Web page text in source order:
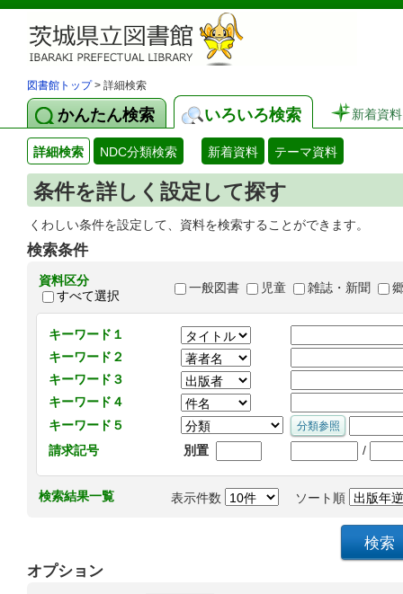
図書館トップ> 詳細検索
かんたん検索 いろいろ検索 新着資料
詳細検索 NDC分類検索 新着資料 テーマ資料
条件を詳しく設定して探す
くわしい条件を設定して、資料を検索することができます。
検索条件
資料区分
すべて選択
一般図書 児童 雑誌・新聞
キーワード１
キーワード２
キーワード３
キーワード４
キーワード５
請求記号
別置 /
検索結果一覧 表示件数 ソート順
オプション